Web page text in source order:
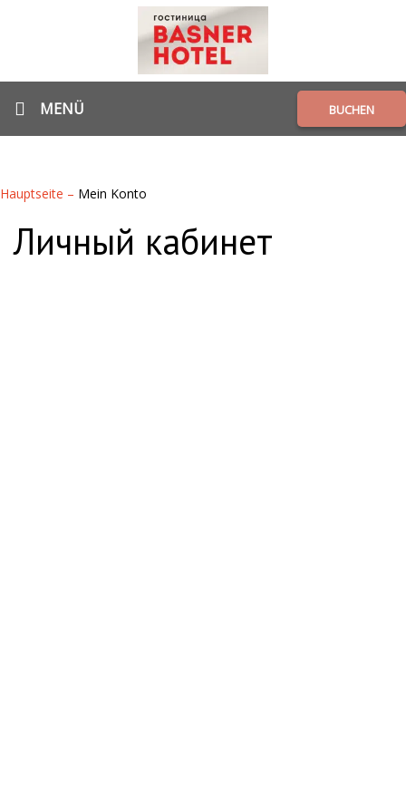
MENÜ BUCHEN
Hauptseite – Mein Konto
Личный кабинет